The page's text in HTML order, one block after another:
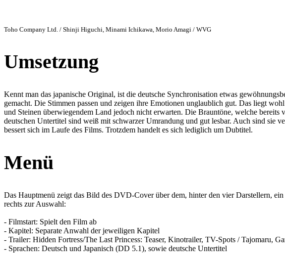
Toho Company Ltd. / Shinji Higuchi, Minami Ichikawa, Morio Amagi / WVG
Umsetzung
Kennt man das japanische Original, ist die deutsche Synchronisation etwas
gemacht. Die Stimmen passen und zeigen ihre Emotionen unglaublich gut. Das liegt
und Steinen überwiegendem Land jedoch nicht erwarten. Die Brauntöne, welche
deutschen Untertitel sind weiß mit schwarzer Umrandung und gut lesbar. Auch sind sie
bessert sich im Laufe des Films. Trotzdem handelt es sich lediglich um Dubtitel.
Menü
Das Hauptmenü zeigt das Bild des DVD-Cover über dem, hinter den vier Darstellern,
rechts zur Auswahl:
- Filmstart: Spielt den Film ab
- Kapitel: Separate Anwahl der jeweiligen Kapitel
- Trailer: Hidden Fortress/The Last Princess: Teaser, Kinotrailer, TV-Spots / Tajomaru,
- Sprachen: Deutsch und Japanisch (DD 5.1), sowie deutsche Untertitel